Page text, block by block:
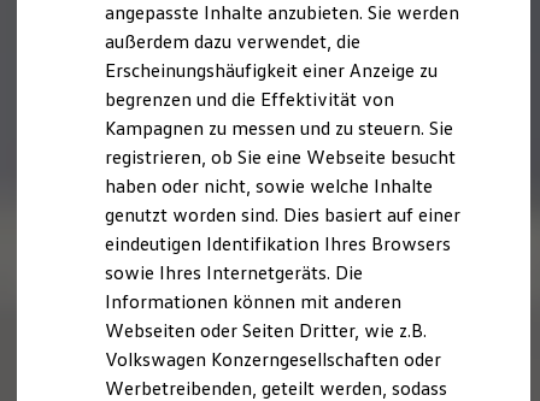
angepasste Inhalte anzubieten. Sie werden
außerdem dazu verwendet, die
Erscheinungshäufigkeit einer Anzeige zu
begrenzen und die Effektivität von
Kampagnen zu messen und zu steuern. Sie
registrieren, ob Sie eine Webseite besucht
haben oder nicht, sowie welche Inhalte
genutzt worden sind. Dies basiert auf einer
eindeutigen Identifikation Ihres Browsers
sowie Ihres Internetgeräts. Die
Informationen können mit anderen
Webseiten oder Seiten Dritter, wie z.B.
Volkswagen Konzerngesellschaften oder
Werbetreibenden, geteilt werden, sodass